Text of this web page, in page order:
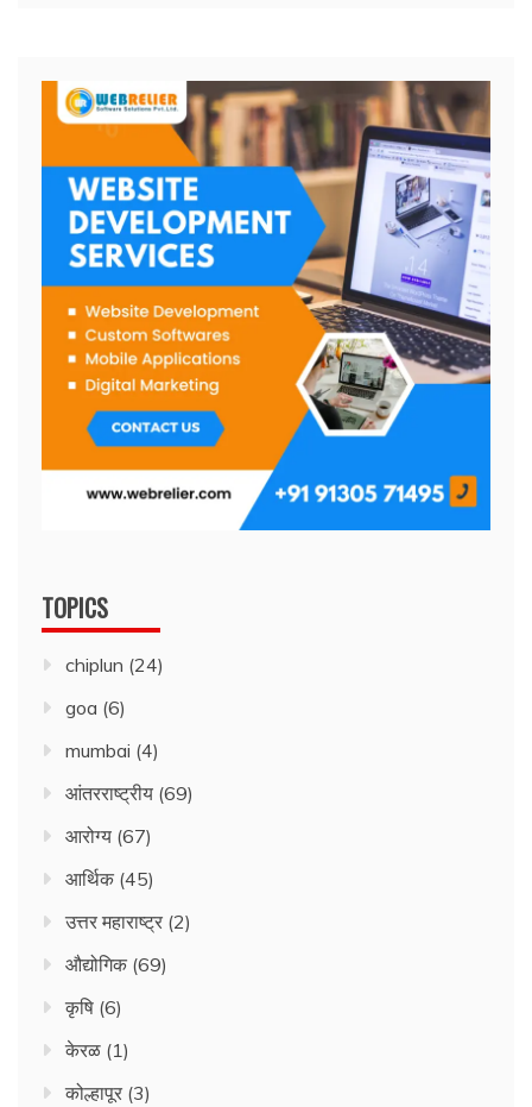
TOPICS
chiplun (24)
goa (6)
mumbai (4)
आंतरराष्ट्रीय (69)
आरोग्य (67)
आर्थिक (45)
उत्तर महाराष्ट्र (2)
औद्योगिक (69)
कृषि (6)
केरळ (1)
कोल्हापूर (3)